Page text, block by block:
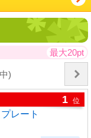
最大20pt
)
1 位
レート